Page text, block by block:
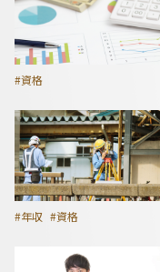
#資格
#年収 #資格